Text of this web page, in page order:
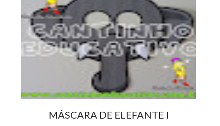
MÁSCARA DE ELEFANTE I